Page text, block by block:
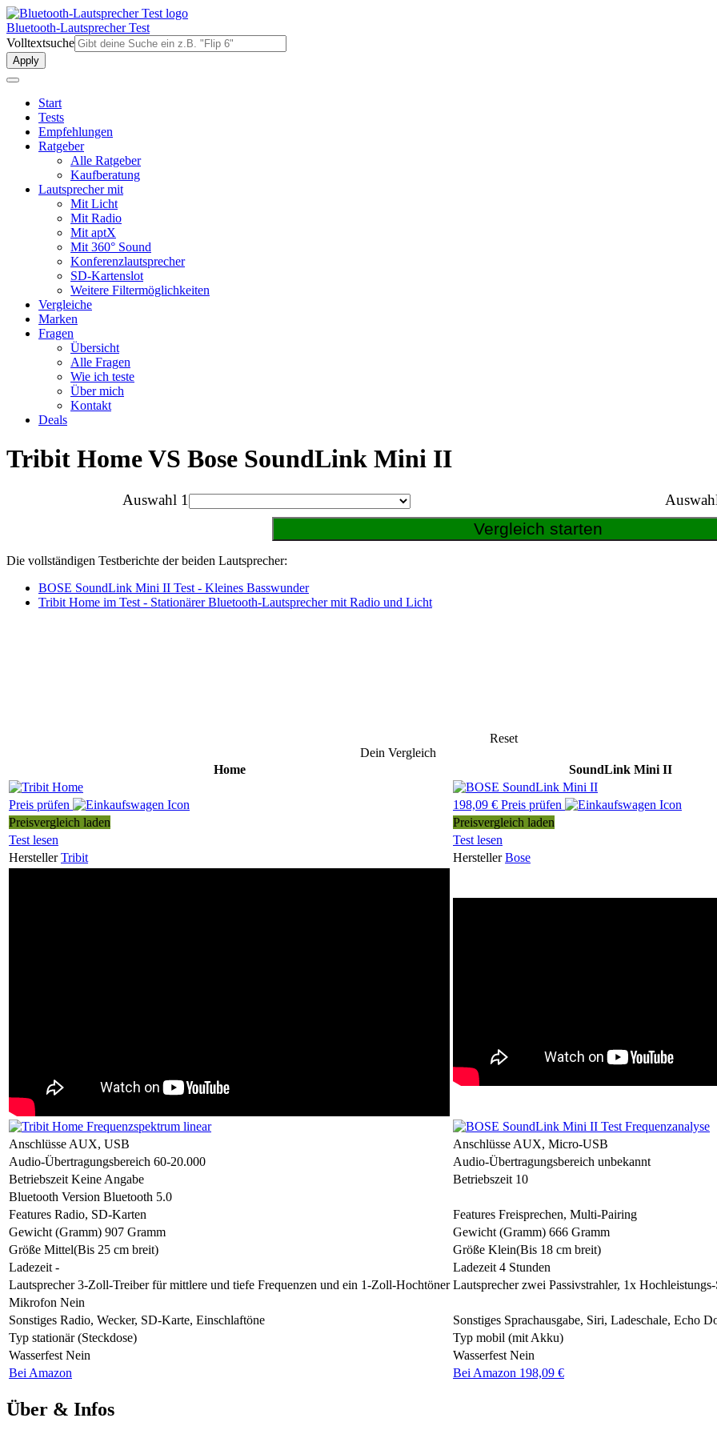
Direkt
zum
Inhalt
Bluetooth-Lautsprecher Test
Volltextsuche
Start
Tests
Empfehlungen
Ratgeber
Alle Ratgeber
Kaufberatung
Lautsprecher mit
Mit Licht
Mit Radio
Mit aptX
Mit 360° Sound
Konferenzlautsprecher
SD-Kartenslot
Weitere Filtermöglichkeiten
Vergleiche
Marken
Fragen
Übersicht
Alle Fragen
Wie ich teste
Über mich
Kontakt
Deals
Tribit Home VS Bose SoundLink Mini II
Auswahl 1
Die vollständigen Testberichte der beiden Lautsprecher:
BOSE SoundLink Mini II Test - Kleines Basswunder
Tribit Home im Test - Stationärer Bluetooth-Lautsprecher mit Radio und Licht
Reset
Dein Vergleich
Home
SoundLink Mini II
Preis prüfen
198,09 € Preis prüfen
Preisvergleich laden
Preisvergleich laden
Test lesen
Test lesen
Hersteller Tribit Hersteller Bose
Anschlüsse AUX, USB Anschlüsse AUX, Micro-USB
Audio-Übertragungsbereich 60-20.000 Audio-Übertragungsbereich unbekannt
Betriebszeit Keine Angabe Betriebszeit 10
Bluetooth Version Bluetooth 5.0
Features Radio, SD-Karten Features Freisprechen, Multi-Pairing
Gewicht (Gramm) 907 Gramm Gewicht (Gramm) 666 Gramm
Größe Mittel(Bis 25 cm breit) Größe Klein(Bis 18 cm breit)
Ladezeit - Ladezeit 4 Stunden
Lautsprecher3-Zoll-Treiber für mittlere und tiefe Frequenzen und ein 1-Zoll-Hochtöner Lautsprecherzwei Passivstrahler, 1x
Mikrofon Nein
Sonstiges Radio, Wecker, SD-Karte, Einschlaftöne Sonstiges Sprachausgabe, Siri, Ladeschale, Echo
Typ stationär (Steckdose) Typ mobil (mit Akku)
Wasserfest Nein Wasserfest Nein
Bei Amazon
Bei Amazon 198,09 €
Über & Infos